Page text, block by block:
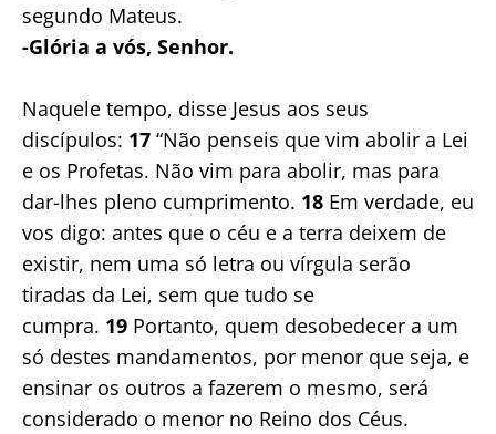
segundo Mateus.
-Glória a vós, Senhor.
Naquele tempo, disse Jesus aos seus
discípulos: 17 “Não penseis que vim abolir a Lei
e os Profetas. Não vim para abolir, mas para
dar-lhes pleno cumprimento. 18 Em verdade, eu
vos digo: antes que o céu e a terra deixem de
existir, nem uma só letra ou vírgula serão
tiradas da Lei, sem que tudo se
cumpra. 19 Portanto, quem desobedecer a um
só destes mandamentos, por menor que seja, e
ensinar os outros a fazerem o mesmo, será
considerado o menor no Reino dos Céus.